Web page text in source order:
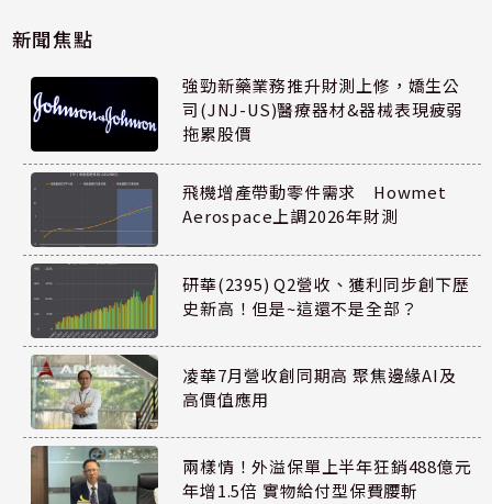
新聞焦點
強勁新藥業務推升財測上修，嬌生公
司(JNJ-US)醫療器材&器械表現疲弱
拖累股價
飛機增產帶動零件需求 Howmet
Aerospace上調2026年財測
研華(2395) Q2營收、獲利同步創下歷
史新高！但是~這還不是全部？
凌華7月營收創同期高 聚焦邊緣AI及
高價值應用
兩樣情！外溢保單上半年狂銷488億元
年增1.5倍 實物給付型保費腰斬